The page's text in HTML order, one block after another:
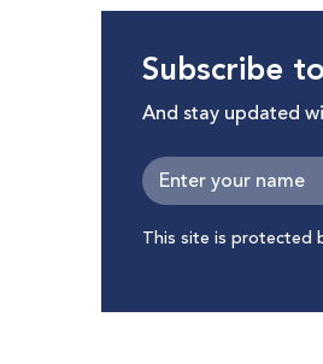
Subscribe
And stay updated
This site is protected